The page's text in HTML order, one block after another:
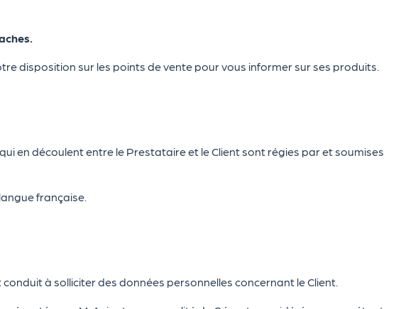
disposition sur les points de vente pour vous informer sur ses produits.
en découlent entre le Prestataire et le Client sont régies par et soumises
française.
à solliciter des données personnelles concernant le Client.